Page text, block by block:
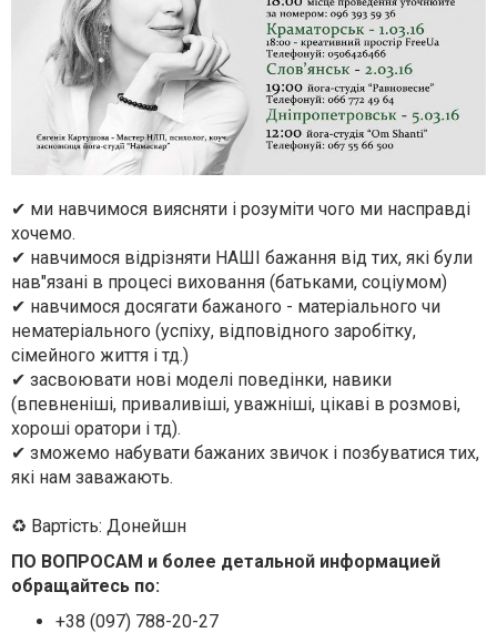
✔ ми навчимося виясняти і розуміти чого ми насправді
хочемо.
✔ навчимося відрізняти НАШІ бажання від тих, які були
нав"язані в процесі виховання (батьками, соціумом)
✔ навчимося досягати бажаного - матеріального чи
нематеріального (успіху, відповідного заробітку,
сімейного життя і тд.)
✔ засвоювати нові моделі поведінки, навики
(впевненіші, приваливіші, уважніші, цікаві в розмові,
хороші оратори і тд).
✔ зможемо набувати бажаних звичок і позбуватися тих,
які нам заважають.
♻ Вартість: Донейшн
ПО ВОПРОСАМ и более детальной информацией
обращайтесь по:
+38 (097) 788-20-27